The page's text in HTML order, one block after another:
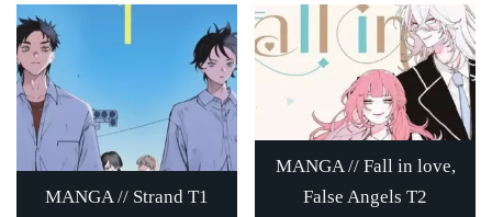
MANGA // Strand T1
MANGA // Fall in love,
False Angels T2